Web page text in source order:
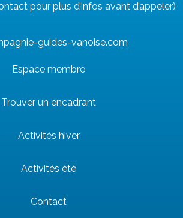
pour plus d’infos avant d’appeler)
guides-vanoise.com
Espace membre
Trouver un encadrant
Activités hiver
Activités été
Contact